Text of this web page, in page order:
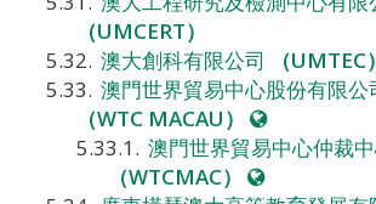
（UMCERT）
澳大創科有限公司
（UMTEC）
澳門世界貿易中心股份有限公
（WTC MACAU）
網
站
澳門世界貿易中心仲裁
（WTCMAC）
網